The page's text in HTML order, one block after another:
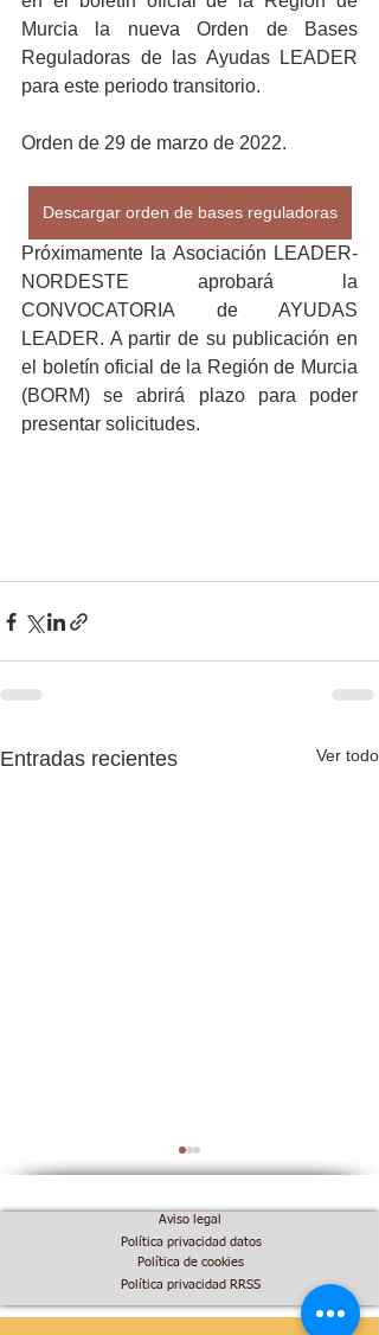
Murcia la nueva Orden de Bases
Reguladoras de las Ayudas LEADER
para este periodo transitorio.
Orden de 29 de marzo de 2022.
Descargar orden de bases reguladoras
Próximamente la Asociación LEADER-
NORDESTE aprobará la
CONVOCATORIA de AYUDAS
LEADER. A partir de su publicación en
el boletín oficial de la Región de Murcia
(BORM) se abrirá plazo para poder
presentar solicitudes.
Entradas recientes Ver todo
Aviso legal
Política privacidad datos
Política de cookies
Política privacidad RRSS